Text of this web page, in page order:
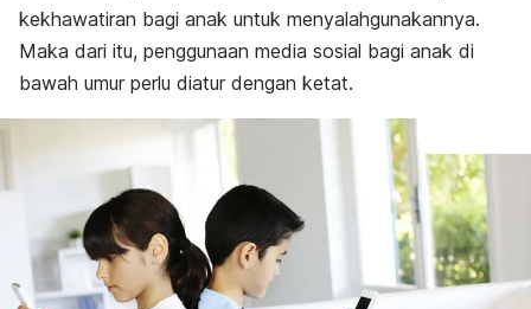
kekhawatiran bagi anak untuk menyalahgunakannya.
Maka dari itu, penggunaan media sosial bagi anak di
bawah umur perlu diatur dengan ketat.